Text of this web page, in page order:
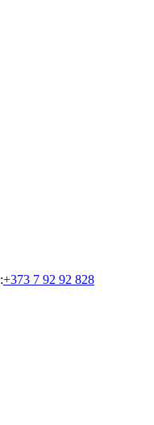
+373 7 92 92 828